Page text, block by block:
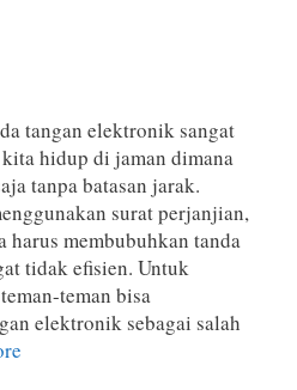
tangan elektronik sangat
hidup di jaman dimana
tanpa batasan jarak.
surat perjanjian,
membubuhkan tanda
tidak efisien. Untuk
teman bisa
elektronik sebagai salah